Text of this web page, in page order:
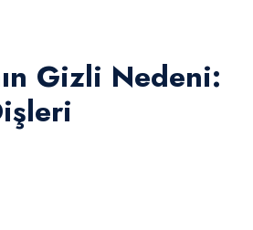
Gizli Nedeni: